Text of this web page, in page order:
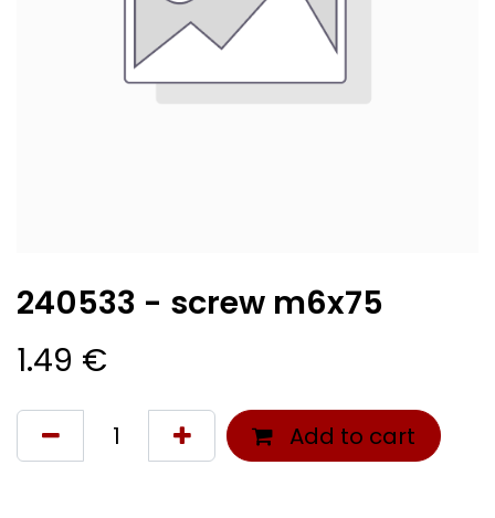
240533 - screw m6x75
1.49 €
Add to cart